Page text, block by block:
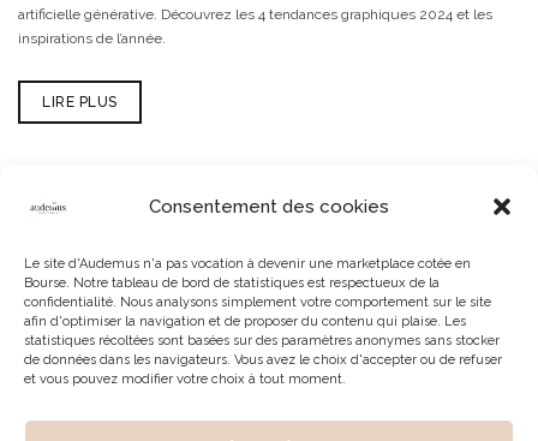
Consentement des cookies
Le site d'Audemus n'a pas vocation à devenir une marketplace cotée en
Bourse. Notre tableau de bord de statistiques est respectueux de la
confidentialité. Nous analysons simplement votre comportement sur le site
afin d'optimiser la navigation et de proposer du contenu qui plaise. Les
statistiques récoltées sont basées sur des paramètres anonymes sans stocker
de données dans les navigateurs. Vous avez le choix d'accepter ou de refuser
et vous pouvez modifier votre choix à tout moment.
artificielle générative. Découvrez les 4 tendances graphiques 2024 et les
inspirations de l’année.
LIRE PLUS